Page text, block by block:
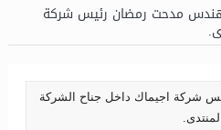
مدحت رمضان رئيس شركة